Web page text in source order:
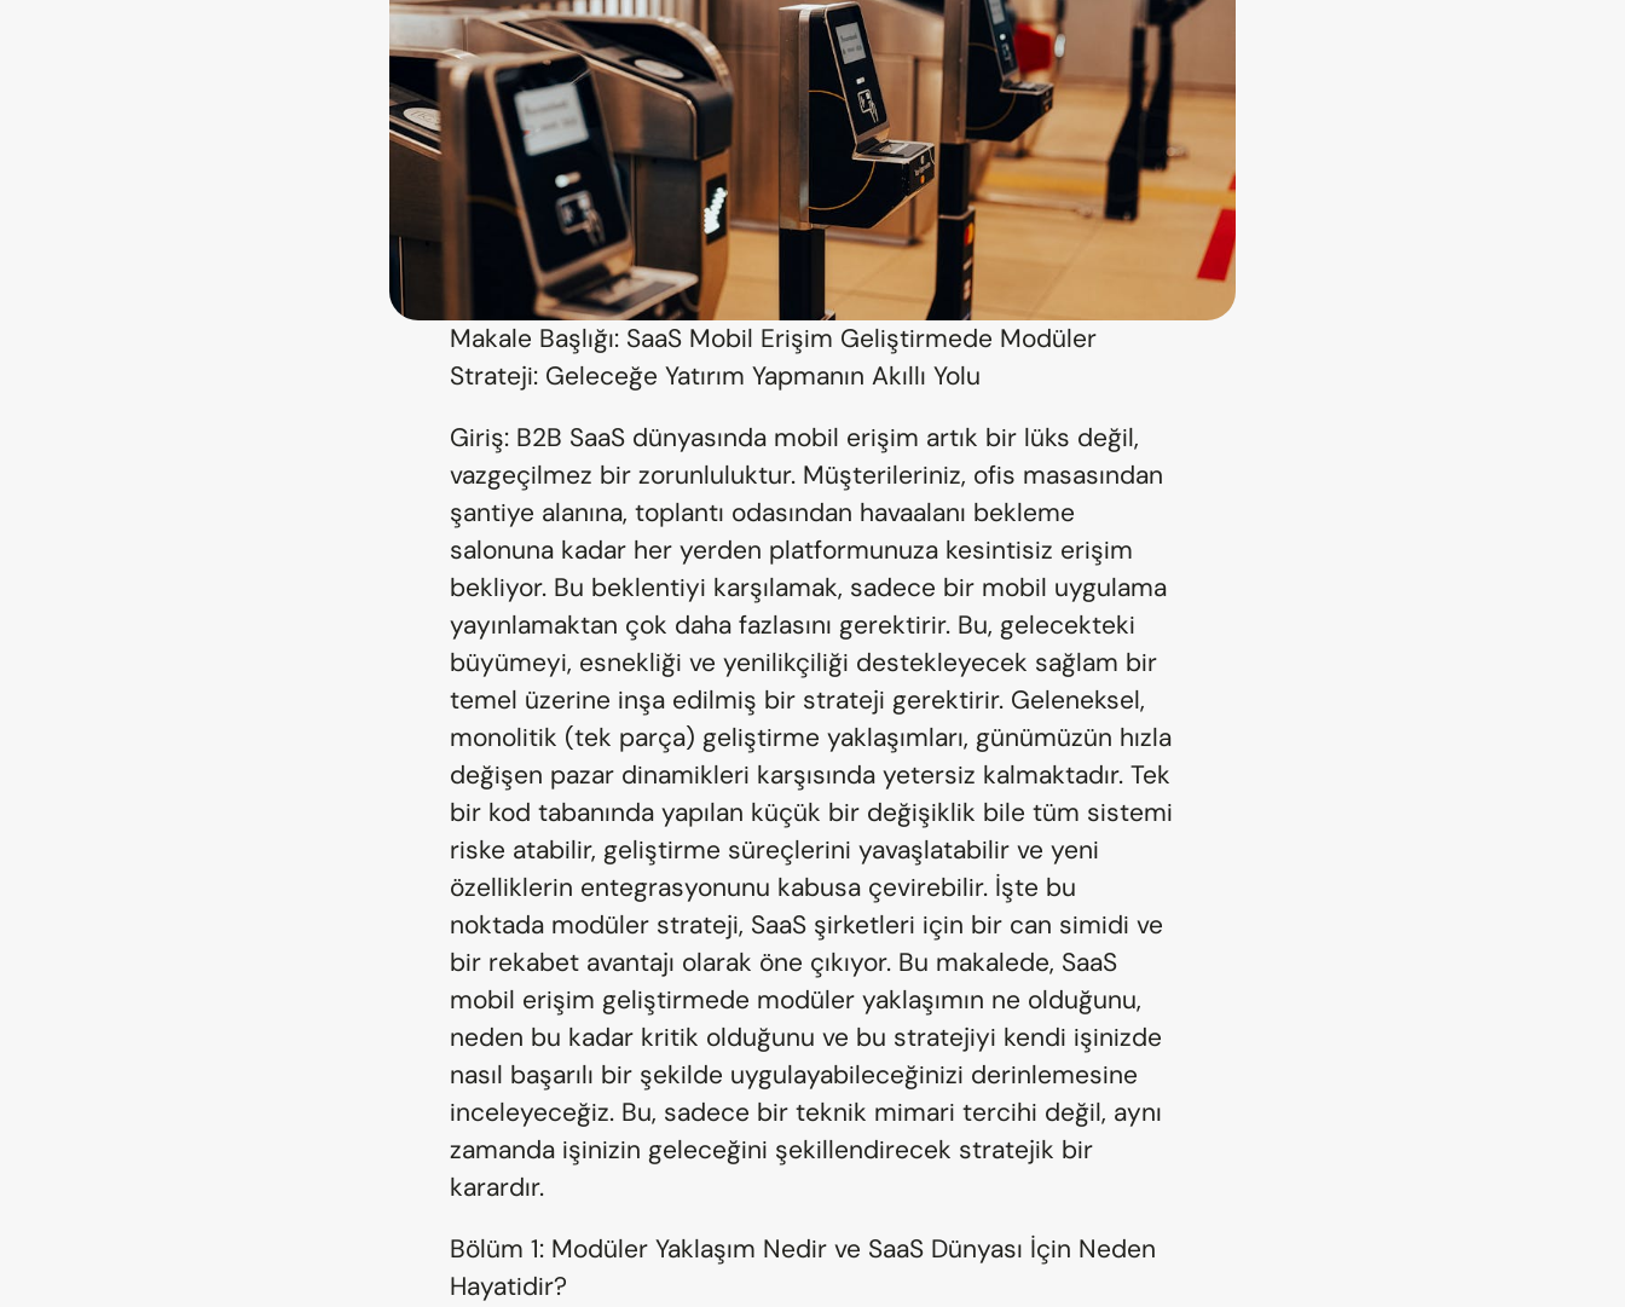
Makale Başlığı: SaaS Mobil Erişim Geliştirmede Modüler
Strateji: Geleceğe Yatırım Yapmanın Akıllı Yolu
Giriş: B2B SaaS dünyasında mobil erişim artık bir lüks değil,
vazgeçilmez bir zorunluluktur. Müşterileriniz, ofis masasından
şantiye alanına, toplantı odasından havaalanı bekleme
salonuna kadar her yerden platformunuza kesintisiz erişim
bekliyor. Bu beklentiyi karşılamak, sadece bir mobil uygulama
yayınlamaktan çok daha fazlasını gerektirir. Bu, gelecekteki
büyümeyi, esnekliği ve yenilikçiliği destekleyecek sağlam bir
temel üzerine inşa edilmiş bir strateji gerektirir. Geleneksel,
monolitik (tek parça) geliştirme yaklaşımları, günümüzün hızla
değişen pazar dinamikleri karşısında yetersiz kalmaktadır. Tek
bir kod tabanında yapılan küçük bir değişiklik bile tüm sistemi
riske atabilir, geliştirme süreçlerini yavaşlatabilir ve yeni
özelliklerin entegrasyonunu kabusa çevirebilir. İşte bu
noktada modüler strateji, SaaS şirketleri için bir can simidi ve
bir rekabet avantajı olarak öne çıkıyor. Bu makalede, SaaS
mobil erişim geliştirmede modüler yaklaşımın ne olduğunu,
neden bu kadar kritik olduğunu ve bu stratejiyi kendi işinizde
nasıl başarılı bir şekilde uygulayabileceğinizi derinlemesine
inceleyeceğiz. Bu, sadece bir teknik mimari tercihi değil, aynı
zamanda işinizin geleceğini şekillendirecek stratejik bir
karardır.
Bölüm 1: Modüler Yaklaşım Nedir ve SaaS Dünyası İçin Neden
Hayatidir?